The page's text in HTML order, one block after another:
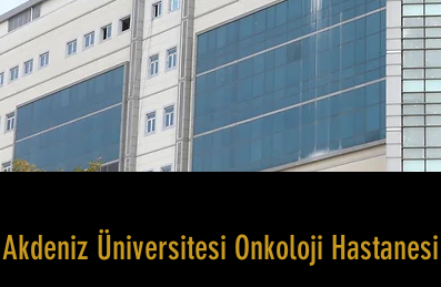
Akdeniz Üniversitesi Onkoloji Hastanesi